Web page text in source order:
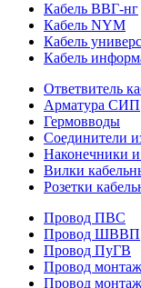
Кабель ВВГ-нг
Кабель NYM
Кабель
Кабель
Ответвитель
Арматура СИП
Гермовводы
Соединители
Наконечники
Вилки
Розетки
Провод ПВС
Провод ШВВП
Провод ПуГВ
Провод
Провод